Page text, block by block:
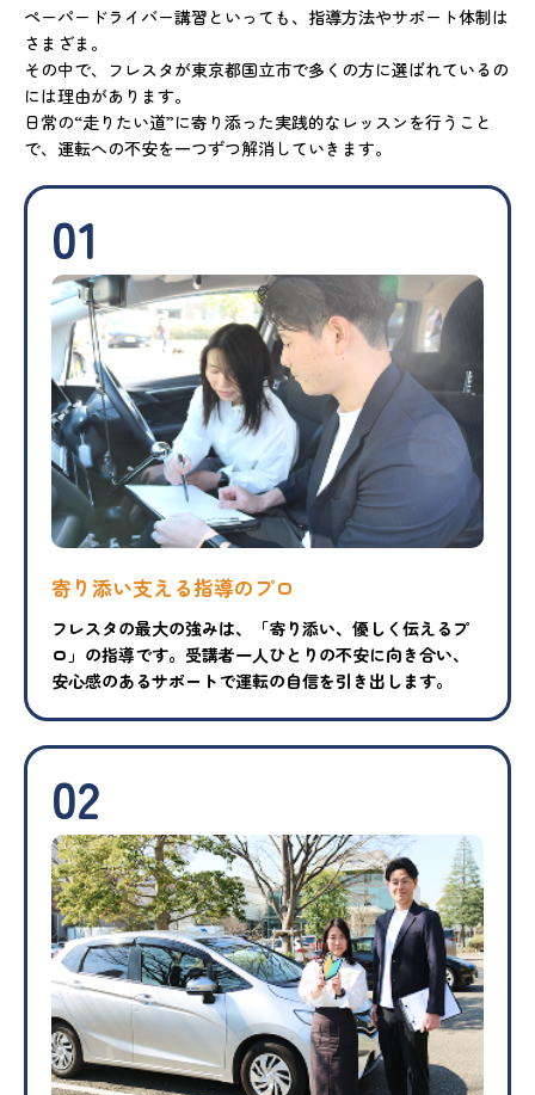
ペーパードライバー講習といっても、指導方法やサポート体制は
さまざま。
その中で、フレスタが東京都国立市で多くの方に選ばれているの
には理由があります。
日常の“走りたい道”に寄り添った実践的なレッスンを行うこと
で、運転への不安を一つずつ解消していきます。
01
寄り添い支える指導のプロ
フレスタの最大の強みは、「寄り添い、優しく伝えるプ
ロ」の指導です。受講者一人ひとりの不安に向き合い、
安心感のあるサポートで運転の自信を引き出します。
02